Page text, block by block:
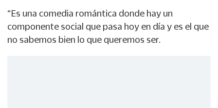
“Es una comedia romántica donde hay un
componente social que pasa hoy en día y es el que
no sabemos bien lo que queremos ser.